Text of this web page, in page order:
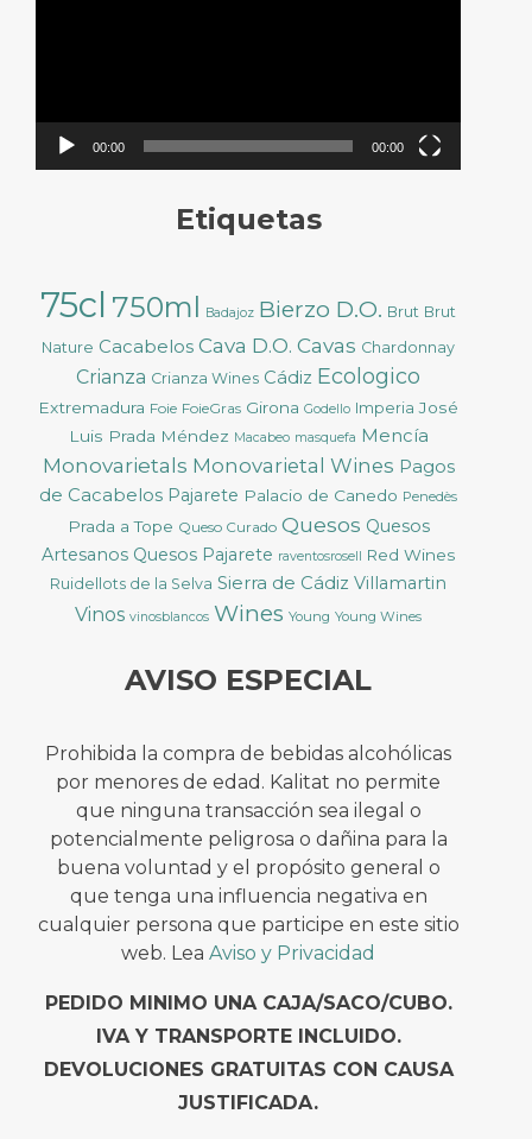
00:00 00:00
Etiquetas
75cl 750ml Badajoz Bierzo D.O. Brut Brut
Nature Cacabelos Cava D.O. Cavas Chardonnay
Crianza Crianza Wines Cádiz Ecologico
Extremadura Foie FoieGras Girona Godello Imperia José
Luis Prada Méndez Macabeo masquefa Mencía
Monovarietals Monovarietal Wines Pagos
de Cacabelos Pajarete Palacio de Canedo Penedès
Prada a Tope Queso Curado Quesos Quesos
Artesanos Quesos Pajarete raventosrosell Red Wines
Ruidellots de la Selva Sierra de Cádiz Villamartin
Vinos vinosblancos Wines Young Young Wines
AVISO ESPECIAL
Prohibida la compra de bebidas alcohólicas
por menores de edad. Kalitat no permite
que ninguna transacción sea ilegal o
potencialmente peligrosa o dañina para la
buena voluntad y el propósito general o
que tenga una influencia negativa en
cualquier persona que participe en este sitio
web. Lea Aviso y Privacidad
PEDIDO MINIMO UNA CAJA/SACO/CUBO.
IVA Y TRANSPORTE INCLUIDO.
DEVOLUCIONES GRATUITAS CON CAUSA
JUSTIFICADA.